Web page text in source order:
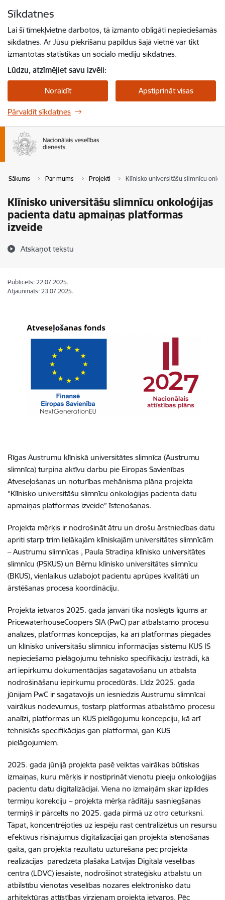
Sīkdatnes
Lai šī tīmekļvietne darbotos, tā izmanto obligāti nepieciešamās
sīkdatnes. Ar Jūsu piekrišanu papildus šajā vietnē var tikt
izmantotas statistikas un sociālo mediju sīkdatnes.
Lūdzu, atzīmējiet savu izvēli:
Noraidīt Apstiprināt visas
Pārvaldīt sīkdatnes
Sākums Par mums Projekti Klīnisko universitāšu slimnīcu
Klīnisko universitāšu slimnīcu onkoloģijas
pacienta datu apmaiņas platformas
izveide
Atskaņot tekstu
Publicēts: 22.07.2025.
Atjaunināts: 23.07.2025.
Rīgas Austrumu klīniskā universitātes slimnīca (Austrumu
slimnīca) turpina aktīvu darbu pie Eiropas Savienības
Atveseļošanas un noturības mehānisma plāna projekta
“Klīnisko universitāšu slimnīcu onkoloģijas pacienta datu
apmaiņas platformas izveide” īstenošanas.
Projekta mērķis ir nodrošināt ātru un drošu ārstniecības datu
apriti starp trim lielākajām klīniskajām universitātes slimnīcām
– Austrumu slimnīcas , Paula Stradiņa klīnisko universitātes
slimnīcu (PSKUS) un Bērnu klīnisko universitātes slimnīcu
(BKUS), vienlaikus uzlabojot pacientu aprūpes kvalitāti un
ārstēšanas procesa koordināciju.
Projekta ietvaros 2025. gada janvārī tika noslēgts līgums ar
PricewaterhouseCoopers SIA (PwC) par atbalstāmo procesu
analīzes, platformas koncepcijas, kā arī platformas piegādes
un klīnisko universitāšu slimnīcu informācijas sistēmu KUS IS
nepieciešamo pielāgojumu tehnisko specifikāciju izstrādi, kā
arī iepirkumu dokumentācijas sagatavošanu un atbalsta
nodrošināšanu iepirkumu procedūrās. Līdz 2025. gada
jūnijam PwC ir sagatavojis un iesniedzis Austrumu slimnīcai
vairākus nodevumus, tostarp platformas atbalstāmo procesu
analīzi, platformas un KUS pielāgojumu koncepciju, kā arī
tehniskās specifikācijas gan platformai, gan KUS
pielāgojumiem.
2025. gada jūnijā projekta pasē veiktas vairākas būtiskas
izmaiņas, kuru mērķis ir nostiprināt vienotu pieeju onkoloģijas
pacientu datu digitalizācijai. Viena no izmaiņām skar izpildes
termiņu korekciju – projekta mērķa rādītāju sasniegšanas
termiņš ir pārcelts no 2025. gada pirmā uz otro ceturksni.
Tāpat, koncentrējoties uz iespēju rast centralizētus un resursu
efektīvus risinājumus digitalizācijai gan projekta īstenošanas
gaitā, gan projekta rezultātu uzturēšanā pēc projekta
realizācijas paredzēta plašāka Latvijas Digitālā veselības
centra (LDVC) iesaiste, nodrošinot stratēģisku atbalstu un
atbilstību vienotas veselības nozares elektronisko datu
arhitektūras attīstības virzienam projekta ietvaros. Pēc